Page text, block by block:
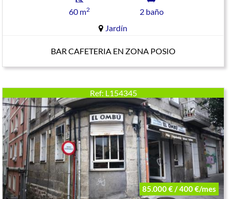
60 m2
2 baño
Jardín
BAR CAFETERIA EN ZONA POSIO
Ref: L154345
85.000 € / 400 €/mes